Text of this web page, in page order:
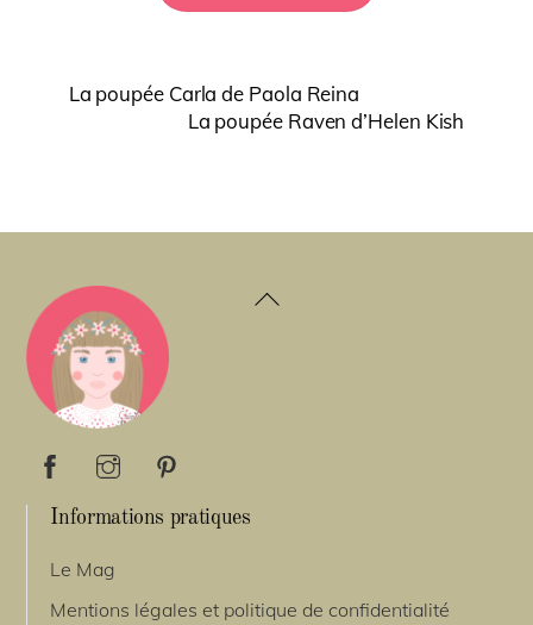
La poupée Carla de Paola Reina
La poupée Raven d’Helen Kish
Back
Informations pratiques
Le Mag
Mentions légales et politique de confidentialité